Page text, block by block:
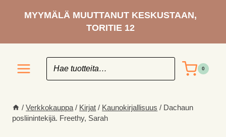
sisältöönMYYMÄLÄ MUUTTANUT KESKUSTAAN,
TORITIE 12
0
/ Verkkokauppa / Kirjat / Kaunokirjallisuus / Dachaun
posliinintekijä. Freethy, Sarah